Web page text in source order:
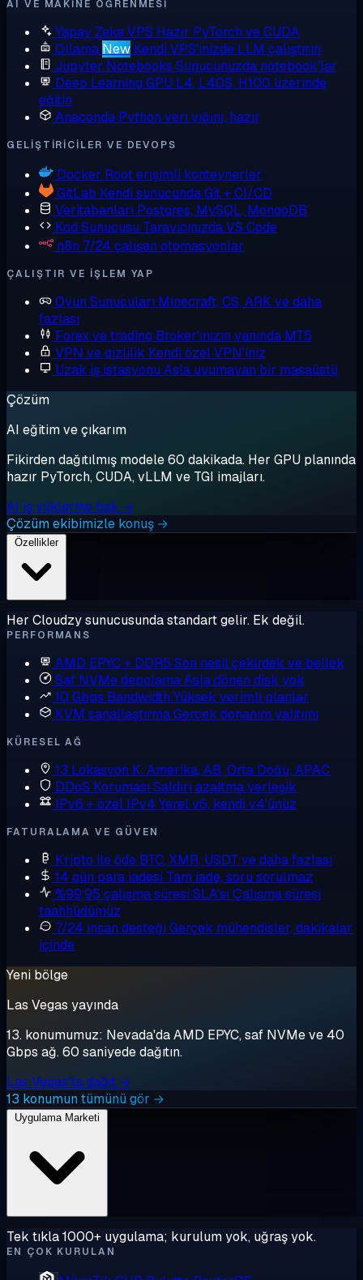
AI VE MAKINE ÖĞRENMESI
Yapay Zeka VPS Hazır PyTorch ve CUDA
Ollama New Kendi VPS'inizde LLM çalıştırın
Jupyter Notebooks Sunucunuzda notebook'lar
Deep Learning GPU L4, L40S, H100 üzerinde
eğitin
Anaconda Python veri yığını, hazır
GELIŞTIRICILER VE DEVOPS
Docker Root erişimli konteynerler
GitLab Kendi sunucunda Git + CI/CD
Veritabanları Postgres, MySQL, MongoDB
Kod Sunucusu Tarayıcınızda VS Code
n8n 7/24 çalışan otomasyonlar
ÇALIŞTIR VE IŞLEM YAP
Oyun Sunucuları Minecraft, CS, ARK ve daha
fazlası
Forex ve trading Broker'ınızın yanında MT5
VPN ve gizlilik Kendi özel VPN'iniz
Uzak iş istasyonu Asla uyumayan bir masaüstü
Çözüm
AI eğitim ve çıkarım
Fikirden dağıtılmış modele 60 dakikada. Her GPU planında
hazır PyTorch, CUDA, vLLM ve TGI imajları.
AI iş yüklerine bak →
Çözüm ekibimizle konuş →
Özellikler
Her Cloudzy sunucusunda standart gelir. Ek değil.
PERFORMANS
AMD EPYC + DDR5 Son nesil çekirdek ve bellek
Saf NVMe depolamaAsla dönen disk yok
10 Gbps Bandwidth Yüksek verimli planlar
KVM sanallaştırmaGerçek donanım yalıtımı
KÜRESEL AĞ
13 Lokasyon K. Amerika, AB, Orta Doğu, APAC
DDoS Koruması Saldırı azaltma yerleşik
IPv6 + özel IPv4 Yerel v6, kendi v4'ünüz
FATURALAMA VE GÜVEN
Kripto ile öde BTC, XMR, USDT ve daha fazlası
14 gün para iadesi Tam iade, soru sorulmaz
%99,95 çalışma süresi SLA'sı Çalışma süresi
taahhüdümüz
7/24 insan desteği Gerçek mühendisler, dakikalar
içinde
Yeni bölge
Las Vegas yayında
13. konumumuz: Nevada'da AMD EPYC, saf NVMe ve 40
Gbps ağ. 60 saniyede dağıtın.
Las Vegas'ta dağıt →
13 konumun tümünü gör →
Tek tıkla 1000+ uygulama; kurulum yok, uğraş yok.
EN ÇOK KURULAN